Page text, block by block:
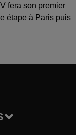
fera son premier
étape à Paris puis